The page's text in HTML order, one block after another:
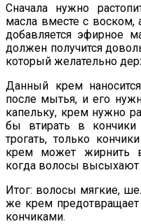
Сначала нужно
масла вместе с воском,
добавляется эфирное
должен получится
который желательно
Данный крем
после мытья, и его
капельку, крем нужно
бы втирать в
трогать, только
крем может жирнить
когда волосы высыхают
Итог: волосы мягкие,
же крем
кончиками.